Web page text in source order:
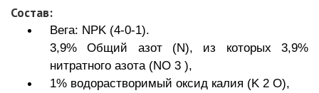
Состав:
Вега: NPK (4-0-1).
3,9% Общий азот (N), из которых 3,9%
нитратного азота (NO 3 ),
1% водорастворимый оксид калия (K 2 O),